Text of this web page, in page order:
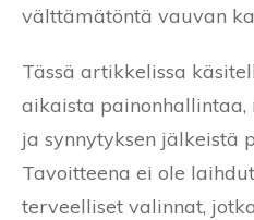
välttämätöntä vauvan
Tässä artikkelissa
aikaista
ja synnytyksen jälkeistä
Tavoitteena ei ole
terveelliset valinnat,